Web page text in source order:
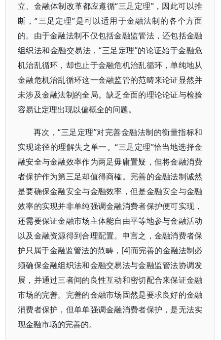
立、金融体制改革都应遵循“三足定理”，因此可以推
断，“三足定理”是可以适用于金融法制的各个方面
的。由于金融法制不仅包括金融监管法，还包括金融
组织法和金融交易法，“三足定理”的论证始于金融危
机治乱循环，却也止于金融危机治乱循环，单纯地从
金融危机治乱循环这一金融监管的范畴来论证显然并
未涉及金融法制的全局。缺乏全面的理论论证与检验
容易让定理出现以偏概全的问题。
再次，“三足定理”对完善金融法制的衡量指标和
实现途径的理解失之单一。“三足定理”恰当地选择金
融安全与金融效率作为两足毋庸置疑，但将金融消费
者保护作为第三足却值得商榷。完善的金融法制诚然
是要确保金融安全与金融效率，但是金融安全与金融
效率的实现并非单纯强调金融消费者保护便可实现，
还需要保证金融市场主体能自由平等地参与金融活动
以及金融资源得到合理配置。申言之，金融消费者保
护只属于金融监管法的范畴，[4]而完善的金融法制必
须确保金融组织法和金融交易法与金融监管法协调发
展，并通过三者间的良性互动和密切配合来保证金融
市场的完善。完善的金融市场固然是要求良好的金融
消费者保护，但单单强调金融消费者保护，是无法实
现金融市场的完善的。